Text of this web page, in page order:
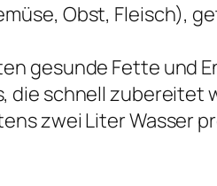
Obst, Fleisch),
gesunde Fette und
die schnell zubereitet
zwei Liter Wasser